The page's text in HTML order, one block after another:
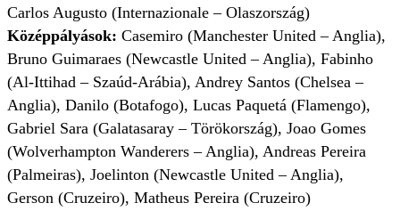
Carlos Augusto (Internazionale – Olaszország)
Középpályások: Casemiro (Manchester United – Anglia),
Bruno Guimaraes (Newcastle United – Anglia), Fabinho
(Al-Ittihad – Szaúd-Arábia), Andrey Santos (Chelsea –
Anglia), Danilo (Botafogo), Lucas Paquetá (Flamengo),
Gabriel Sara (Galatasaray – Törökország), Joao Gomes
(Wolverhampton Wanderers – Anglia), Andreas Pereira
(Palmeiras), Joelinton (Newcastle United – Anglia),
Gerson (Cruzeiro), Matheus Pereira (Cruzeiro)